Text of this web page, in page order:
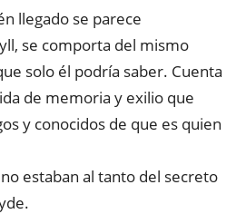
llegado se parece
se comporta del mismo
solo él podría saber. Cuenta
de memoria y exilio que
y conocidos de que es quien
estaban al tanto del secreto